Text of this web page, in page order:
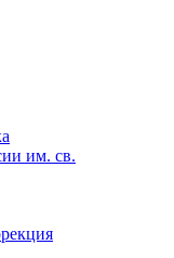
им. св.